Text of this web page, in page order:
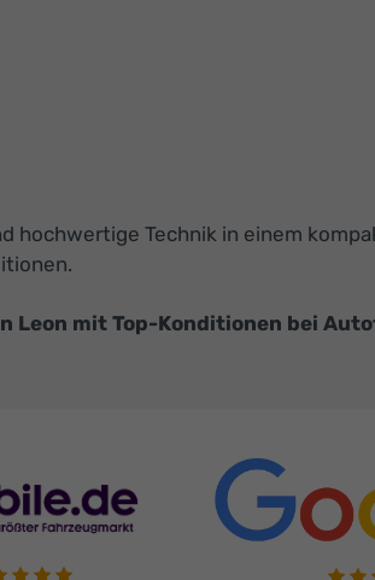
hochwertige Technik in einem
Leon mit Top-Konditionen bei